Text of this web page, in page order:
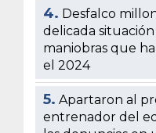
4. Desfalco
delicada
maniobras que
el 2024
5. Apartaron al
entrenador del